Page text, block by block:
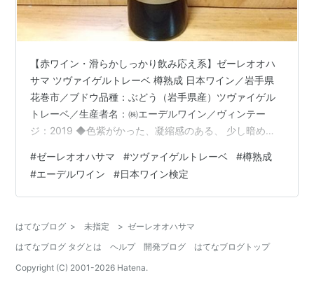
【赤ワイン・滑らかしっかり飲み応え系】ゼーレオオハ
サマ ツヴァイゲルトレーベ 樽熟成 日本ワイン／岩手県
花巻市／ブドウ品種：ぶどう（岩手県産）ツヴァイゲル
トレーベ／生産者名：㈱エーデルワイン／ヴィンテー
ジ：2019 ◆色紫がかった、凝縮感のある、 少し暗め
は、プラム、ブラックベリー、の華やかな香り。豊かに
広がる。◆味わいアタックは、滑らか。さりげない酸
味、しっかりした渋味、 凝縮した果実味。ビター感。コ
く。◆総合 滑らかなアタックから始まり、しっかりとし
た渋み、飲み応えのある果実感、コク。良いで…
#ゼーレオオハサマ #ツヴァイゲルトレーベ #樽熟成
#エーデルワイン #日本ワイン検定
はてなブログ > 未指定 > ゼーレオオハサマ
はてなブログ タグとは
ヘルプ 開発ブログ
はてなブログトップ
Copyright (C) 2001-2026 Hatena.